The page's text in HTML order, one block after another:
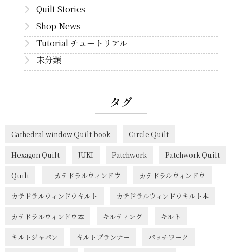
Quilt Stories
Shop News
Tutorial チュートリアル
未分類
タグ
Cathedral window Quilt book Circle Quilt
Hexagon Quilt JUKI Patchwork Patchwork Quilt
Quilt カテドラルウィンドウ カテドラルウィンドウ
カテドラルウィンドウキルト カテドラルウィンドウキルト本
カテドラルウィンドウ本 キルティング キルト
キルトジャパン キルトプランナー パッチワーク